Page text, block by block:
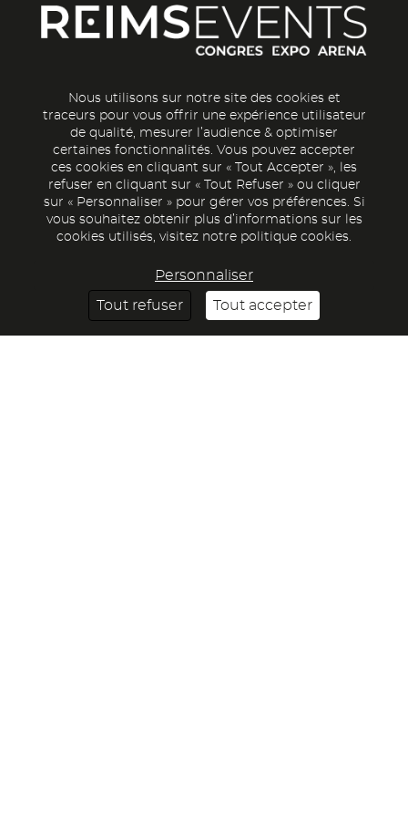
Logo
Image
Nous utilisons sur notre site des cookies et
traceurs pour vous offrir une expérience utilisateur
de qualité, mesurer l’audience & optimiser
certaines fonctionnalités. Vous pouvez accepter
ces cookies en cliquant sur « Tout Accepter », les
refuser en cliquant sur « Tout Refuser » ou cliquer
sur « Personnaliser » pour gérer vos préférences. Si
vous souhaitez obtenir plus d’informations sur les
cookies utilisés, visitez notre politique cookies.
Tout accepter
Tout refuser
Personnaliser